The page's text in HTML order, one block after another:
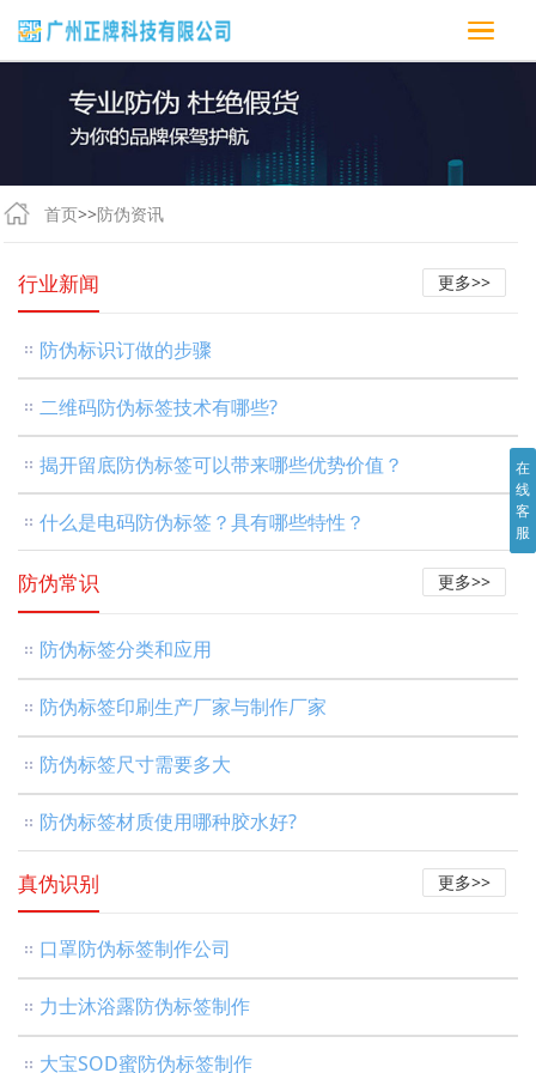
首页>>防伪资讯
行业新闻 更多>>
防伪标识订做的步骤
二维码防伪标签技术有哪些?
揭开留底防伪标签可以带来哪些优势价值？
什么是电码防伪标签？具有哪些特性？
防伪常识 更多>>
防伪标签分类和应用
防伪标签印刷生产厂家与制作厂家
防伪标签尺寸需要多大
防伪标签材质使用哪种胶水好?
真伪识别 更多>>
口罩防伪标签制作公司
力士沐浴露防伪标签制作
大宝SOD蜜防伪标签制作
在
线
客
服